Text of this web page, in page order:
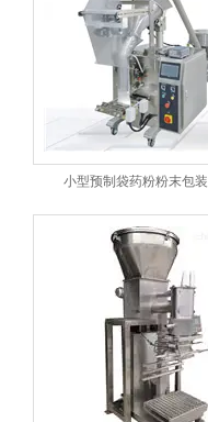
小型预制袋药粉粉末包